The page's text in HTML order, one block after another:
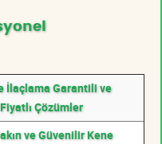
İlaçlama Garantili ve
Çözümler
ve Güvenilir Kene